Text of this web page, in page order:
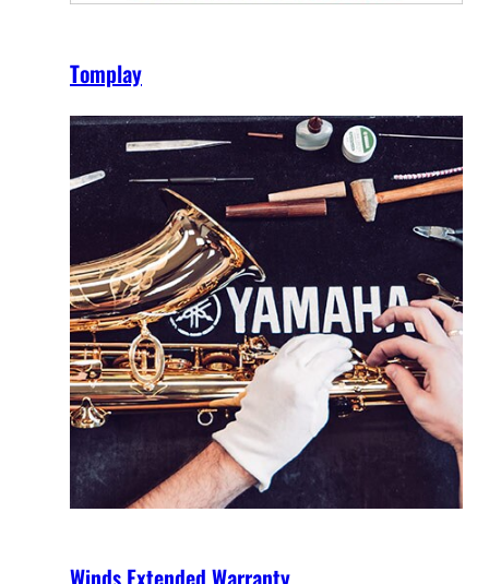
Tomplay
Winds Extended Warranty